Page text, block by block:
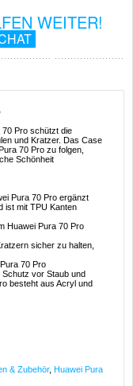
WEITER!
70 Pro schützt die
und Kratzer. Das Case
70 Pro zu folgen,
Schönheit
Pura 70 Pro ergänzt
ist mit TPU Kanten
Huawei Pura 70 Pro
sicher zu halten,
70 Pro
vor Staub und
besteht aus Acryl und
& Zubehör, Huawei Pura